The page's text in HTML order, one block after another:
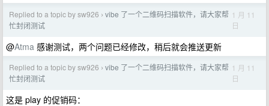
Replied to a topic by sw926 › vibe 了一个二维码扫描软件，请大家帮
忙封闭测试
1 月 11
日
@Atma 感谢测试，两个问题已经修改，稍后就会推送更新
Replied to a topic by sw926 › vibe 了一个二维码扫描软件，请大家帮
忙封闭测试
1 月 11
日
这是 play 的促销码：